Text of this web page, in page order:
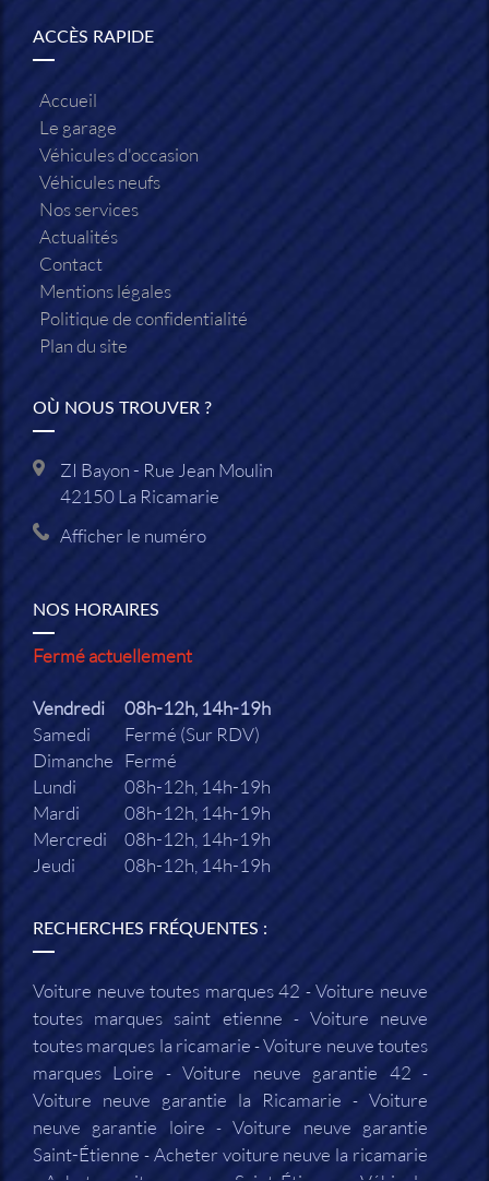
ACCÈS RAPIDE
Accueil
Le garage
Véhicules d'occasion
Véhicules neufs
Nos services
Actualités
Contact
Mentions légales
Politique de confidentialité
Plan du site
OÙ NOUS TROUVER ?
ZI Bayon - Rue Jean Moulin
42150La Ricamarie
Afficher le numéro
NOS HORAIRES
Fermé actuellement
Vendredi
08h-12h, 14h-19h
Samedi
Fermé (Sur RDV)
Dimanche Fermé
Lundi
08h-12h, 14h-19h
Mardi
08h-12h, 14h-19h
Mercredi
08h-12h, 14h-19h
Jeudi
08h-12h, 14h-19h
RECHERCHES FRÉQUENTES :
Voiture neuve toutes marques 42
Voiture neuve
toutes marques saint etienne
Voiture neuve
toutes marques la ricamarie Voiture neuve toutes
marques Loire
Voiture neuve garantie 42
Voiture neuve garantie la Ricamarie
Voiture
neuve garantie loire
Voiture neuve garantie
Saint-Étienne
Acheter voiture neuve la ricamarie